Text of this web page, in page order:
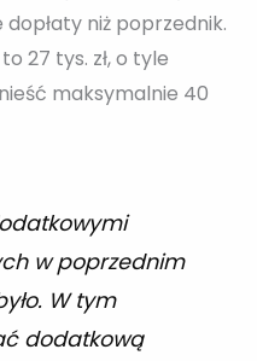
niż poprzednik.
27 tys. zł, o tyle
maksymalnie 40
w poprzednim
W tym
dodatkową